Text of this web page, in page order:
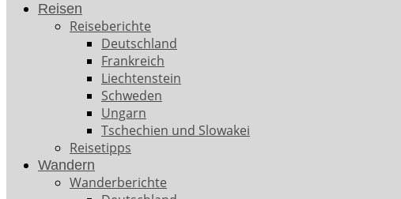
Reisen
Reiseberichte
Deutschland
Frankreich
Liechtenstein
Schweden
Ungarn
Tschechien und Slowakei
Reisetipps
Wandern
Wanderberichte